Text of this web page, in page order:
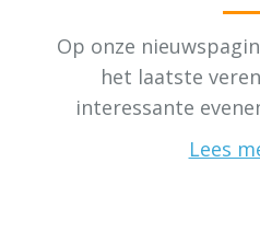
Op onze
het laatste
interessante
Lees